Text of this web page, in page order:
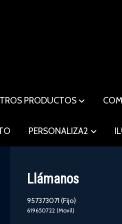
PRODUCTOS
PERSONALIZA2
Llámanos
957373071 (Fijo)
619650722 (Movil)